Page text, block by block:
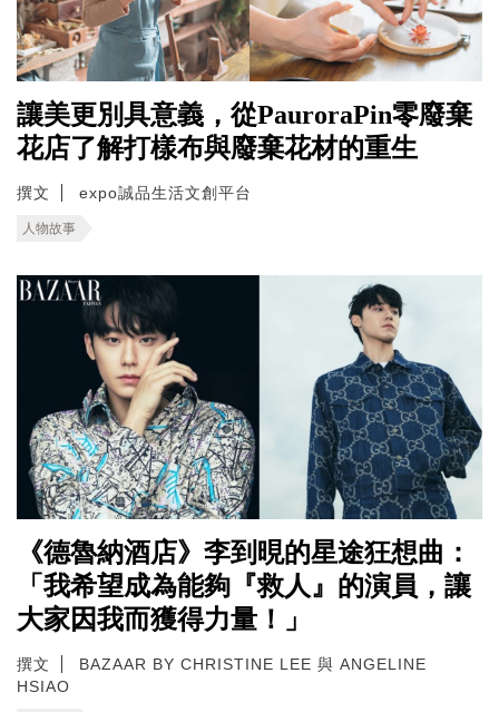
讓美更別具意義，從PauroraPin零廢棄
花店了解打樣布與廢棄花材的重生
撰文 expo誠品生活文創平台
人物故事
《德魯納酒店》李到晛的星途狂想曲：
「我希望成為能夠『救人』的演員，讓
大家因我而獲得力量！」
撰文
BAZAAR BY CHRISTINE LEE 與 ANGELINE
HSIAO